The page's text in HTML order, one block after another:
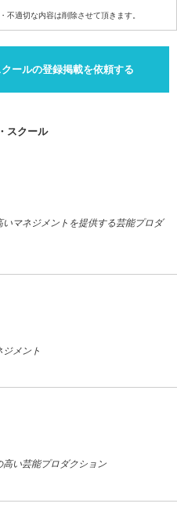
不適切な内容は削除させて頂きます。
ールの登録掲載を依頼する
スクール
マネジメントを提供する芸能プロダ
メント
い芸能プロダクション